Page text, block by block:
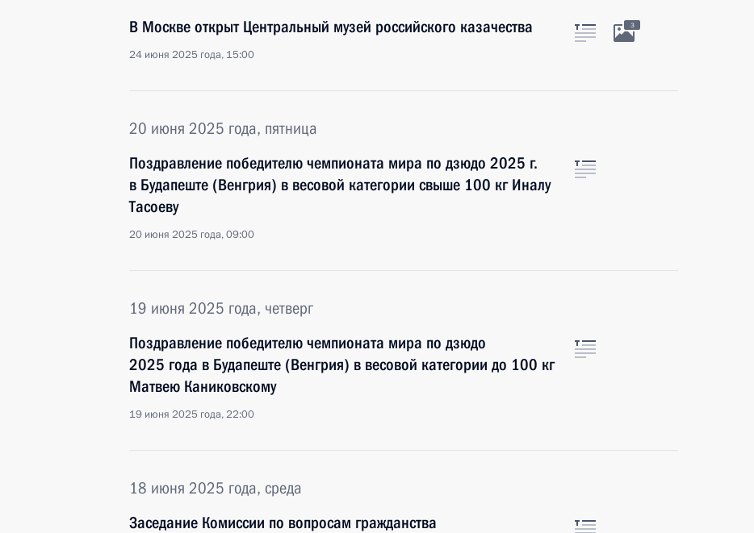
В Москве открыт Центральный музей российского казачества
24 июня 2025 года, 15:00
3
20 июня 2025 года, пятница
Поздравление победителю чемпионата мира по дзюдо 2025 г.
в Будапеште (Венгрия) в весовой категории свыше 100 кг Иналу
Тасоеву
20 июня 2025 года, 09:00
19 июня 2025 года, четверг
Поздравление победителю чемпионата мира по дзюдо
2025 года в Будапеште (Венгрия) в весовой категории до 100 кг
Матвею Каниковскому
19 июня 2025 года, 22:00
18 июня 2025 года, среда
Заседание Комиссии по вопросам гражданства